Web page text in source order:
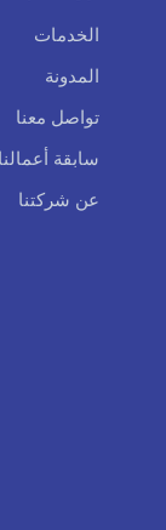
الخدمات
المدونة
تواصل معنا
سابقة أعمالنا
عن شركتنا